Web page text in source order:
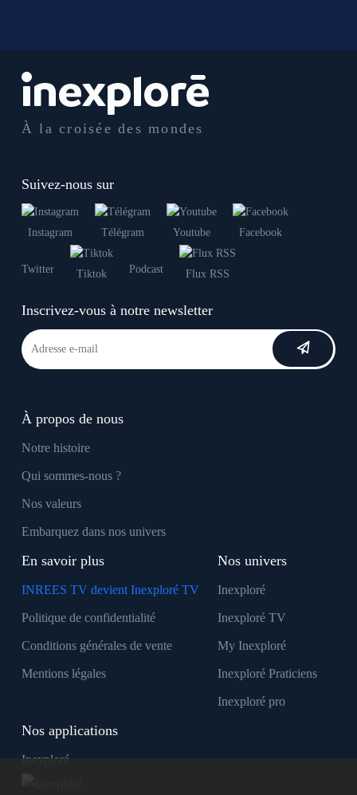
À la croisée des mondes
Suivez-nous sur
Instagram Télégram Youtube Facebook
Twitter Tiktok Podcast Flux RSS
Inscrivez-vous à notre newsletter
À propos de nous
Notre histoire
Qui sommes-nous ?
Nos valeurs
Embarquez dans nos univers
En savoir plus
INREES TV devient Inexploré TV
Politique de confidentialité
Conditions générales de vente
Mentions légales
Nos univers
Inexploré
Inexploré TV
My Inexploré
Inexploré Praticiens
Inexploré pro
Nos applications
Inexploré